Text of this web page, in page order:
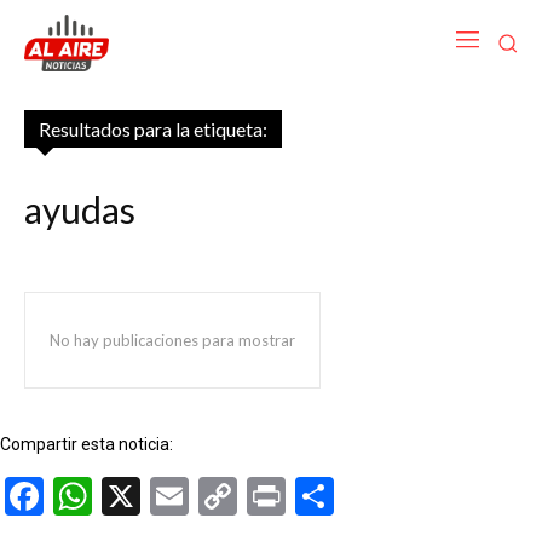
Resultados para la etiqueta:
ayudas
No hay publicaciones para mostrar
Compartir esta noticia:
Facebook
WhatsApp
X EmailCopy
Print